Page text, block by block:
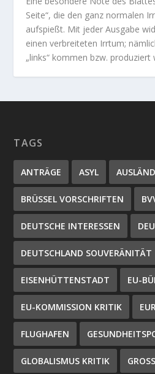
Seite“, die den ganz normalen
aufspießt. Mit jeder Ausgabe
einen verbreiteten Irrtum;
„links“ kommen bzw. produziert
TAGS
ANTRÄGE ASYL
BRÜSSEL VORSCHRIFTEN
DEUTSCHE INTERESSEN
DEUTSCHLAND SOUVERÄNITÄT
EISENHÜTTENSTADT EU-
EU-KOMMISSION KRITIK
FLUGHAFEN
GLOBALISMUS KRITIK